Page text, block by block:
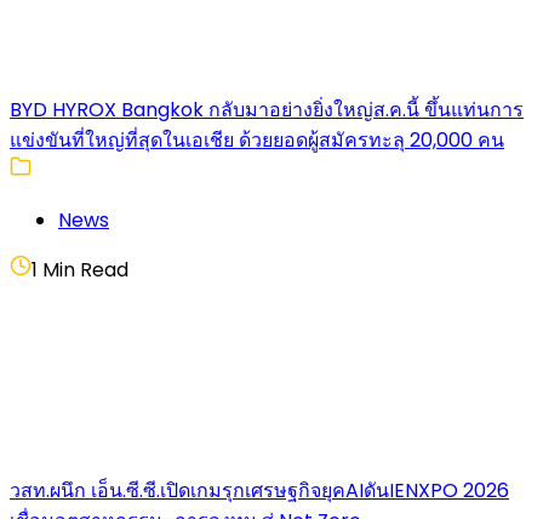
BYD HYROX Bangkok กลับมาอย่างยิ่งใหญ่ส.ค.นี้ ขึ้นแท่นการ
แข่งขันที่ใหญ่ที่สุดในเอเชีย ด้วยยอดผู้สมัครทะลุ 20,000 คน
News
1 Min Read
วสท.ผนึก เอ็น.ซี.ซี.เปิดเกมรุกเศรษฐกิจยุคAIดันIENXPO 2026